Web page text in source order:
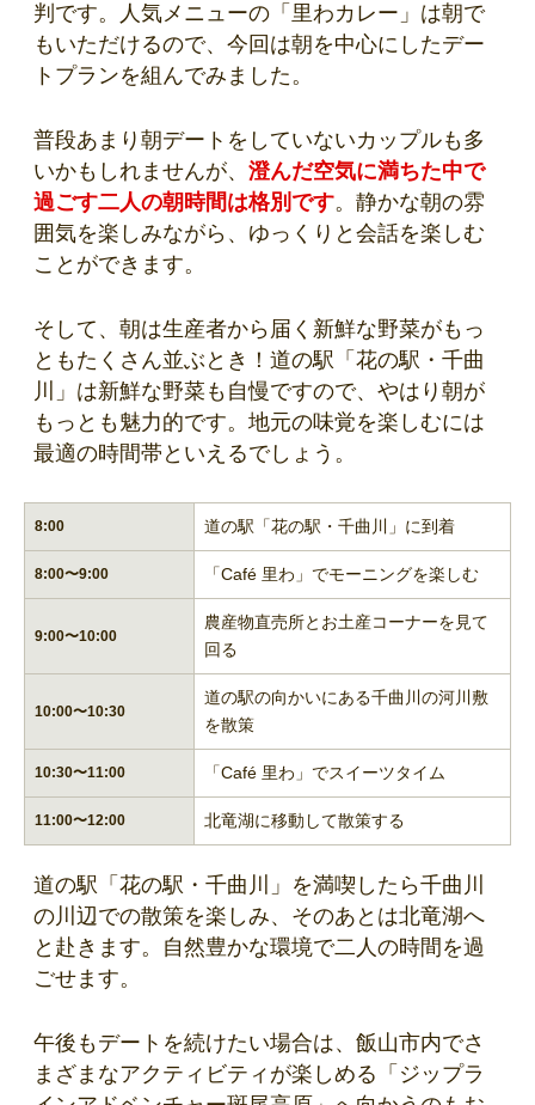
判です。人気メニューの「里わカレー」は朝で
もいただけるので、今回は朝を中心にしたデー
トプランを組んでみました。
普段あまり朝デートをしていないカップルも多
いかもしれませんが、 澄んだ空気に満ちた中で
過ごす二人の朝時間は格別です。静かな朝の雰
囲気を楽しみながら、ゆっくりと会話を楽しむ
ことができます。
そして、朝は生産者から届く新鮮な野菜がもっ
ともたくさん並ぶとき！道の駅「花の駅・千曲
川」は新鮮な野菜も自慢ですので、やはり朝が
もっとも魅力的です。地元の味覚を楽しむには
最適の時間帯といえるでしょう。
8:00 道の駅「花の駅・千曲川」に到着
8:00〜9:00 「Café 里わ」でモーニングを楽しむ
9:00〜10:00
農産物直売所とお土産コーナーを見て
回る
10:00〜10:30
道の駅の向かいにある千曲川の河川敷
を散策
10:30〜11:00 「Café 里わ」でスイーツタイム
11:00〜12:00 北竜湖に移動して散策する
道の駅「花の駅・千曲川」を満喫したら千曲川
の川辺での散策を楽しみ、そのあとは北竜湖へ
と赴きます。自然豊かな環境で二人の時間を過
ごせます。
午後もデートを続けたい場合は、飯山市内でさ
まざまなアクティビティが楽しめる「ジップラ